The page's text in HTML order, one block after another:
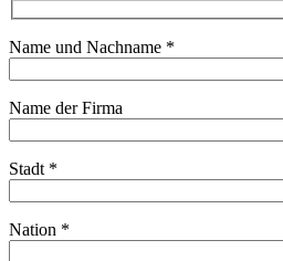
Name und Nachname *
Name der Firma
Stadt *
Nation *